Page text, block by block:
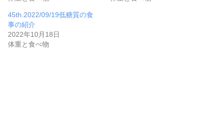
45th.2022/09/19低糖質の食
事の紹介
2022年10月18日
体重と食べ物